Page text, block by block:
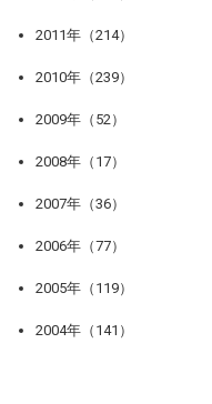
2011年（214）
2010年（239）
2009年（52）
2008年（17）
2007年（36）
2006年（77）
2005年（119）
2004年（141）